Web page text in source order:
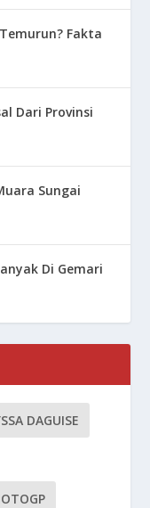
Fakta
Dari Provinsi
Sungai
Di Gemari
DAGUISE